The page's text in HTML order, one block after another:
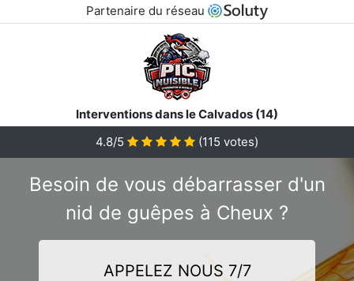
Partenaire du réseau
Interventions dans le Calvados (14)
4.8/5 (115 votes)
Besoin de vous débarrasser d'un
nid de guêpes à Cheux ?
APPELEZ NOUS 7/7